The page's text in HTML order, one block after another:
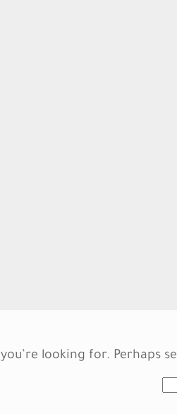
looking for. Perhaps